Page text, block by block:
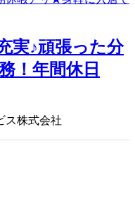
実♪頑張った分
！年間休日
ス株式会社